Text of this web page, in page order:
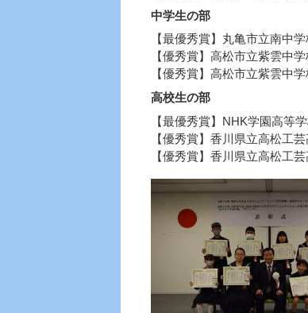
中学生の部
【最優秀賞】丸亀市立南中
【優秀賞】高松市立紫雲中
【優秀賞】高松市立紫雲中
高校生の部
【最優秀賞】NHK学園高等
【優秀賞】香川県立高松工
【優秀賞】香川県立高松工